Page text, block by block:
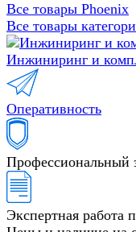
Все товары Phoenix
Все товары
Инжиниринг и
Оперативность
Профессиональный
Экспертная